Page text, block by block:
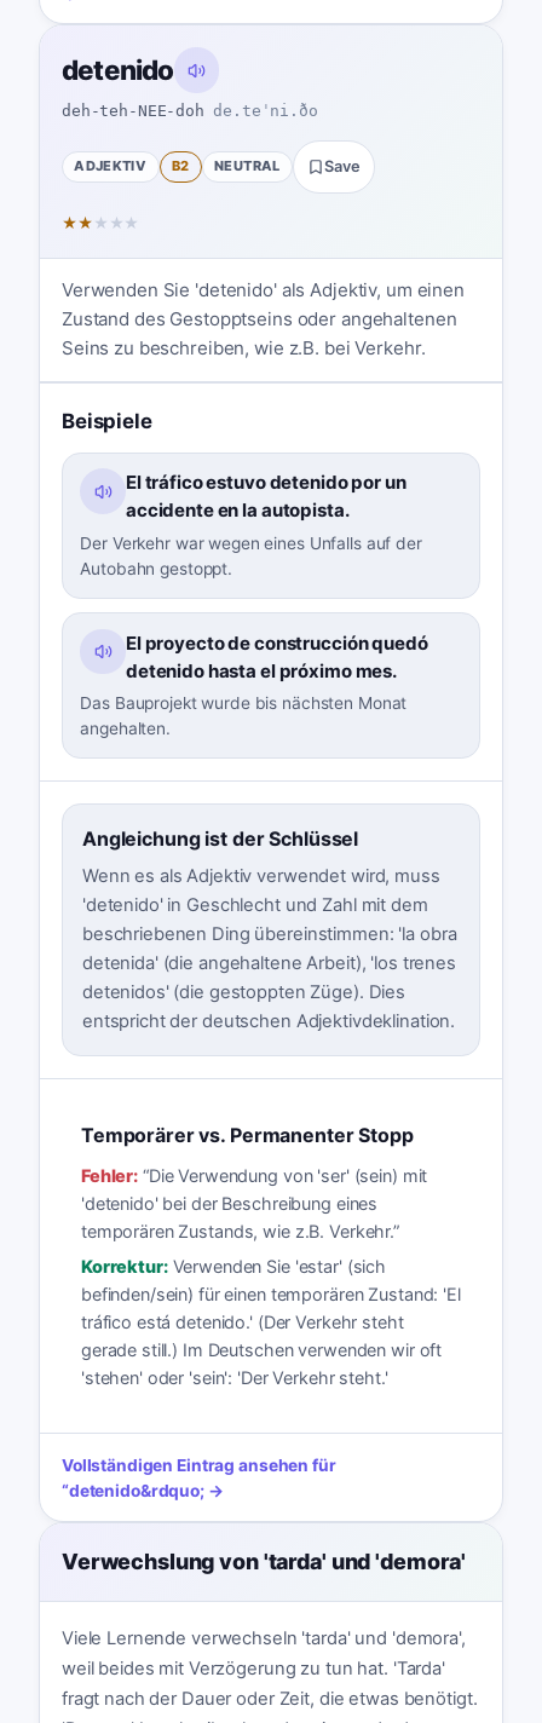
detenido
deh-teh-NEE-doh de.teˈni.ðo
ADJEKTIV B2 NEUTRAL Save
★★ ★ ★ ★
Verwenden Sie 'detenido' als Adjektiv, um einen
Zustand des Gestopptseins oder angehaltenen
Seins zu beschreiben, wie z.B. bei Verkehr.
Beispiele
El tráfico estuvo detenido por un
accidente en la autopista.
Der Verkehr war wegen eines Unfalls auf der
Autobahn gestoppt.
El proyecto de construcción quedó
detenido hasta el próximo mes.
Das Bauprojekt wurde bis nächsten Monat
angehalten.
Angleichung ist der Schlüssel
Wenn es als Adjektiv verwendet wird, muss
'detenido' in Geschlecht und Zahl mit dem
beschriebenen Ding übereinstimmen: 'la obra
detenida' (die angehaltene Arbeit), 'los trenes
detenidos' (die gestoppten Züge). Dies
entspricht der deutschen Adjektivdeklination.
Temporärer vs. Permanenter Stopp
Fehler: “Die Verwendung von 'ser' (sein) mit
'detenido' bei der Beschreibung eines
temporären Zustands, wie z.B. Verkehr.”
Korrektur: Verwenden Sie 'estar' (sich
befinden/sein) für einen temporären Zustand: 'El
tráfico está detenido.' (Der Verkehr steht
gerade still.) Im Deutschen verwenden wir oft
'stehen' oder 'sein': 'Der Verkehr steht.'
Vollständigen Eintrag ansehen für
“detenido&rdquo; →
Verwechslung von 'tarda' und 'demora'
Viele Lernende verwechseln 'tarda' und 'demora',
weil beides mit Verzögerung zu tun hat. 'Tarda'
fragt nach der Dauer oder Zeit, die etwas benötigt.